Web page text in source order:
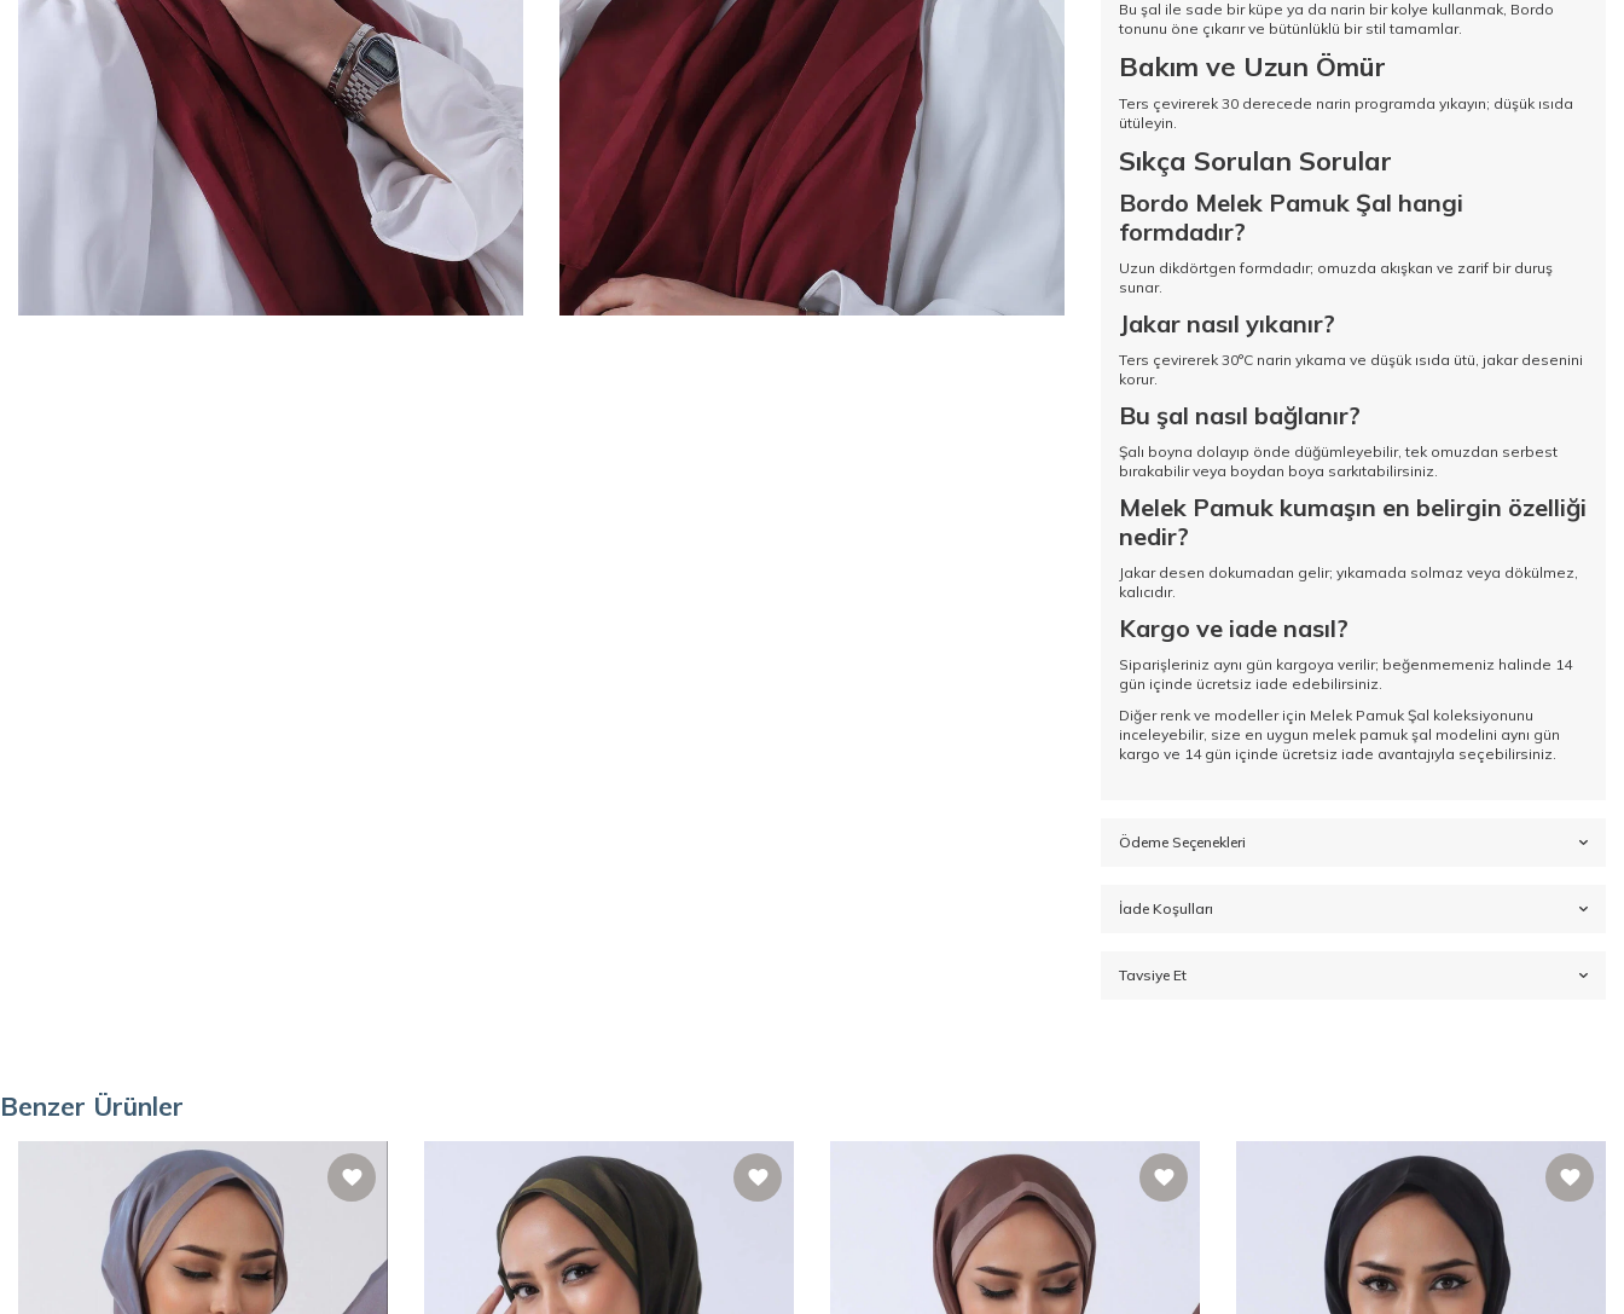
Bu şal ile sade bir küpe ya da narin bir kolye kullanmak, Bordo
tonunu öne çıkarır ve bütünlüklü bir stil tamamlar.
Bakım ve Uzun Ömür
Ters çevirerek 30 derecede narin programda yıkayın; düşük ısıda
ütüleyin.
Sıkça Sorulan Sorular
Bordo Melek Pamuk Şal hangi
formdadır?
Uzun dikdörtgen formdadır; omuzda akışkan ve zarif bir duruş
sunar.
Jakar nasıl yıkanır?
Ters çevirerek 30°C narin yıkama ve düşük ısıda ütü, jakar desenini
korur.
Bu şal nasıl bağlanır?
Şalı boyna dolayıp önde düğümleyebilir, tek omuzdan serbest
bırakabilir veya boydan boya sarkıtabilirsiniz.
Melek Pamuk kumaşın en belirgin özelliği
nedir?
Jakar desen dokumadan gelir; yıkamada solmaz veya dökülmez,
kalıcıdır.
Kargo ve iade nasıl?
Siparişleriniz aynı gün kargoya verilir; beğenmemeniz halinde 14
gün içinde ücretsiz iade edebilirsiniz.
Diğer renk ve modeller için Melek Pamuk Şal koleksiyonunu
inceleyebilir, size en uygun melek pamuk şal modelini aynı gün
kargo ve 14 gün içinde ücretsiz iade avantajıyla seçebilirsiniz.
Ödeme Seçenekleri
İade Koşulları
Tavsiye Et
Benzer Ürünler